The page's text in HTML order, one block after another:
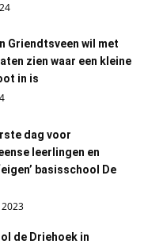
Griendtsveen wil met
zien waar een kleine
in is
dag voor
leerlingen en
basisschool De
de Driehoek in